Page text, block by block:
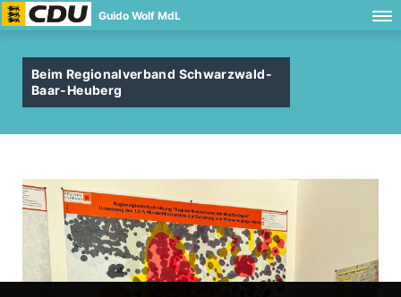
Guido Wolf MdL
Beim Regionalverband Schwarzwald-
Baar-Heuberg